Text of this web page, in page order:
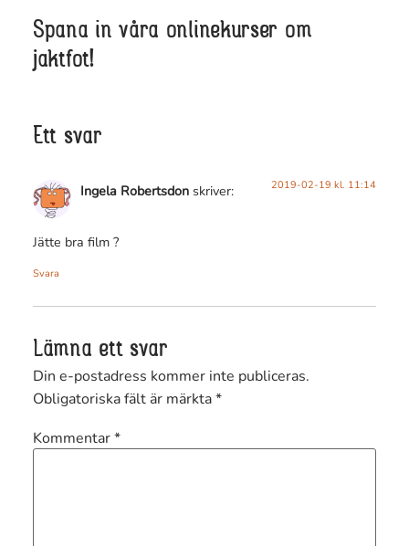
Spana in våra onlinekurser om
jaktfot!
Ett svar
Ingela Robertsdon skriver: 2019-02-19 kl. 11:14
Jätte bra film ?
Svara
Lämna ett svar
Din e-postadress kommer inte publiceras.
Obligatoriska fält är märkta*
Kommentar*